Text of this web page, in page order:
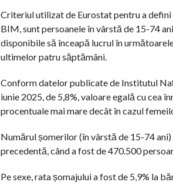
Criteriul utilizat de Eurostat pentru a
BIM, sunt persoanele în vârstă de 15-74
disponibile să înceapă lucrul în
ultimelor patru săptămâni.
Conform datelor publicate de Institutul
iunie 2025, de 5,8%, valoare egală cu cea
procentuale mai mare decât în cazul
Numărul șomerilor (în vârstă de 15-74
precedentă, când a fost de 470.500
Pe sexe, rata șomajului a fost de 5,9% la